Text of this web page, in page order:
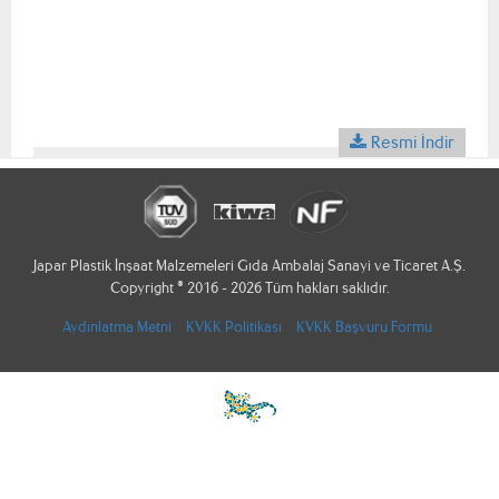
Resmi İndir
Japar Plastik İnşaat Malzemeleri Gıda Ambalaj Sanayi ve Ticaret A.Ş.
Copyright © 2016 - 2026 Tüm hakları saklıdır.
Aydınlatma Metni KVKK Politikası KVKK Başvuru Formu